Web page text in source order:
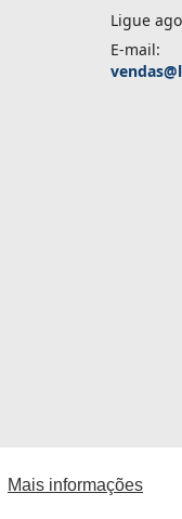
Mais informações
Ligue
E-mail: